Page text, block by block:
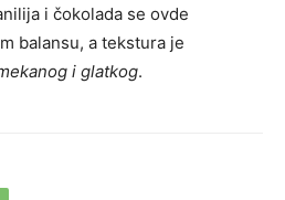
i čokolada se ovde
balansu, a tekstura je
i glatkog.